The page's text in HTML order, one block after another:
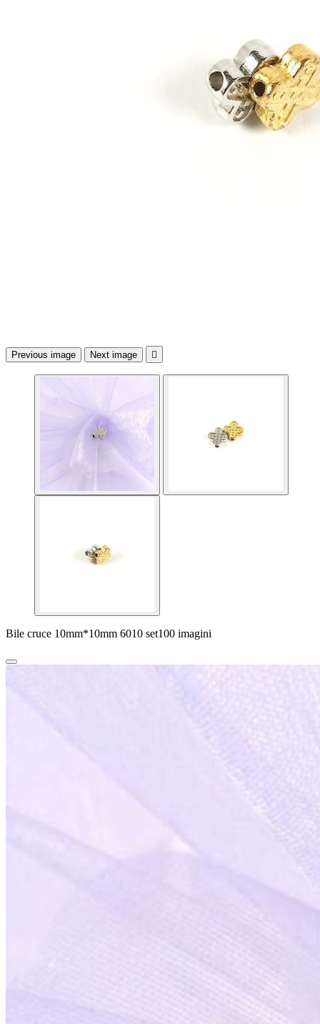
Previous image Next image 
Bile cruce 10mm*10mm 6010 set100 imagini